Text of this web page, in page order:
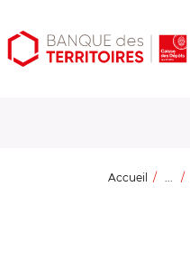
Aller
au
Aller
au
Ouvrir
les
Accueil ...